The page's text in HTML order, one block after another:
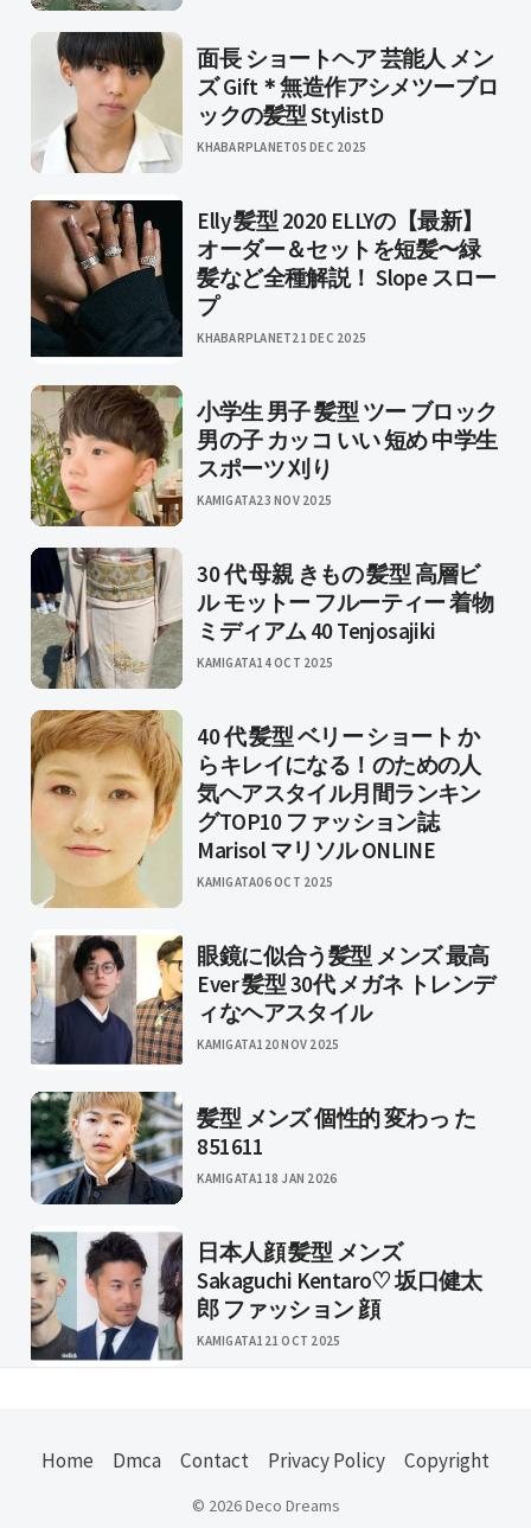
面長 ショートヘア 芸能人 メン
ズ Gift＊無造作アシメツーブロ
ックの髪型 StylistD
KHABARPLANET05 DEC 2025
Elly 髪型 2020 ELLYの【最新】
オーダー＆セットを短髪〜緑
髪など全種解説！ Slope スロー
プ
KHABARPLANET21 DEC 2025
小学生 男子 髪型 ツー ブロック
男の子 カッコ いい 短め 中学生
スポーツ 刈り
KAMIGATA23 NOV 2025
30 代 母親 きもの 髪型 高層ビ
ル モットー フルーティー 着物
ミディアム 40 Tenjosajiki
KAMIGATA14 OCT 2025
40 代 髪型 ベリー ショート か
らキレイになる！のための人
気ヘアスタイル月間ランキン
グTOP10 ファッション誌
Marisol マリソル ONLINE
KAMIGATA06 OCT 2025
眼鏡に似合う髪型 メンズ 最高
Ever 髪型 30代 メガネ トレンデ
ィなヘアスタイル
KAMIGATA1 20 NOV 2025
髪型 メンズ 個性的 変わっ た
851611
KAMIGATA1 18 JAN 2026
日本人顔 髪型 メンズ
Sakaguchi Kentaro♡ 坂口健太
郎 ファッション 顔
KAMIGATA1 21 OCT 2025
Home Dmca Contact Privacy Policy Copyright
© 2026 Deco Dreams